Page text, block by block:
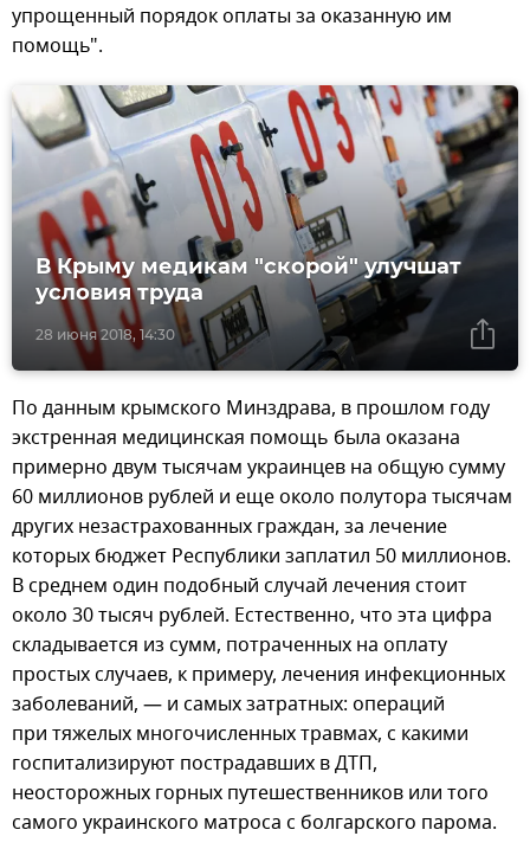
упрощенный порядок оплаты за оказанную им
помощь".
28 июня 2018, 14:30
В Крыму медикам "скорой" улучшат
условия труда
По данным крымского Минздрава, в прошлом году
экстренная медицинская помощь была оказана
примерно двум тысячам украинцев на общую сумму
60 миллионов рублей и еще около полутора тысячам
других незастрахованных граждан, за лечение
которых бюджет Республики заплатил 50 миллионов.
В среднем один подобный случай лечения стоит
около 30 тысяч рублей. Естественно, что эта цифра
складывается из сумм, потраченных на оплату
простых случаев, к примеру, лечения инфекционных
заболеваний, — и самых затратных: операций
при тяжелых многочисленных травмах, с какими
госпитализируют пострадавших в ДТП,
неосторожных горных путешественников или того
самого украинского матроса с болгарского парома.